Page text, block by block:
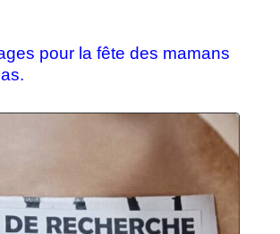
pour la fête des mamans